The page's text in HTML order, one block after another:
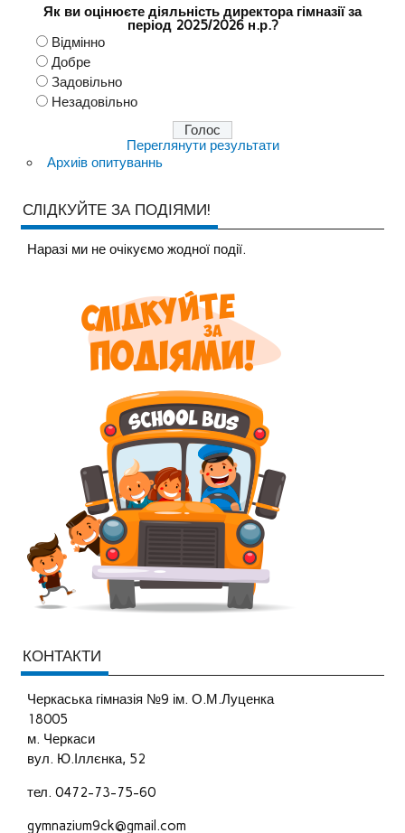
Як ви оцінюєте діяльність директора гімназії за
період 2025/2026 н.р.?
Відмінно
Добре
Задовільно
Незадовільно
Переглянути результати
Архиів опитуваннь
СЛІДКУЙТЕ ЗА ПОДІЯМИ!
Наразi ми не очiкуємо жодної події.
КОНТАКТИ
Черкаська гімназія №9 ім. О.М.Луценка
18005
м. Черкаси
вул. Ю.Іллєнка, 52
тел. 0472-73-75-60
gymnazium9ck@gmail.com